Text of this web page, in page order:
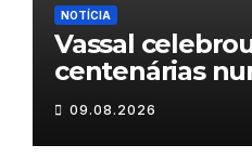
NOTÍCIA
Vassal
centenárias
homenagem a
histórias
09.08.2026